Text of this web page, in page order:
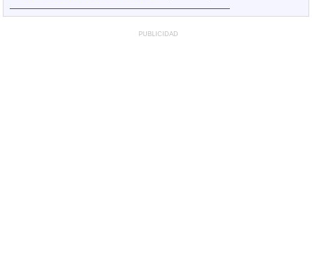
PUBLICIDAD